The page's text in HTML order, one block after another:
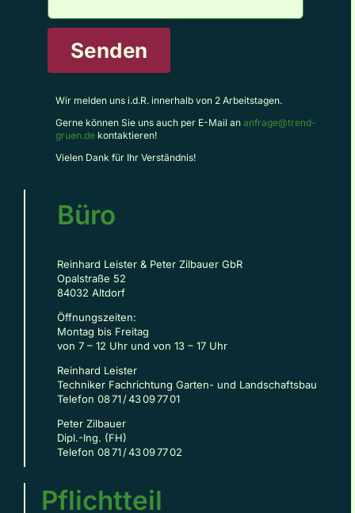
Senden
Wir melden uns i.d.R. innerhalb von 2 Arbeitstagen.
Gerne können Sie uns auch per E-Mail an anfrage@trend-
gruen.de kontaktieren!
Vielen Dank für Ihr Verständnis!
Büro
Reinhard Leister & Peter Zilbauer GbR
Opalstraße 52
84032 Altdorf
Öffnungszeiten:
Montag bis Freitag
von 7 – 12 Uhr und von 13 – 17 Uhr
Reinhard Leister
Techniker Fachrichtung Garten- und Landschaftsbau
Telefon 08 71 / 43 09 77 01
Peter Zilbauer
Dipl.-Ing. (FH)
Telefon 08 71 / 43 09 77 02
Pflichtteil